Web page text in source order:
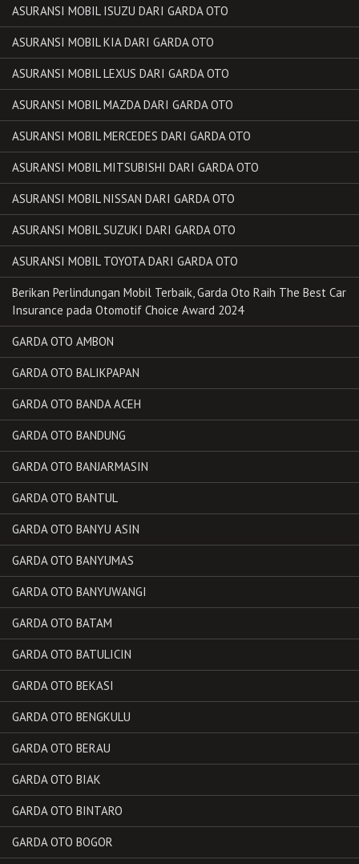
ASURANSI MOBIL ISUZU DARI GARDA OTO
ASURANSI MOBIL KIA DARI GARDA OTO
ASURANSI MOBIL LEXUS DARI GARDA OTO
ASURANSI MOBIL MAZDA DARI GARDA OTO
ASURANSI MOBIL MERCEDES DARI GARDA OTO
ASURANSI MOBIL MITSUBISHI DARI GARDA OTO
ASURANSI MOBIL NISSAN DARI GARDA OTO
ASURANSI MOBIL SUZUKI DARI GARDA OTO
ASURANSI MOBIL TOYOTA DARI GARDA OTO
Berikan Perlindungan Mobil Terbaik, Garda Oto Raih The Best Car
Insurance pada Otomotif Choice Award 2024
GARDA OTO AMBON
GARDA OTO BALIKPAPAN
GARDA OTO BANDA ACEH
GARDA OTO BANDUNG
GARDA OTO BANJARMASIN
GARDA OTO BANTUL
GARDA OTO BANYU ASIN
GARDA OTO BANYUMAS
GARDA OTO BANYUWANGI
GARDA OTO BATAM
GARDA OTO BATULICIN
GARDA OTO BEKASI
GARDA OTO BENGKULU
GARDA OTO BERAU
GARDA OTO BIAK
GARDA OTO BINTARO
GARDA OTO BOGOR